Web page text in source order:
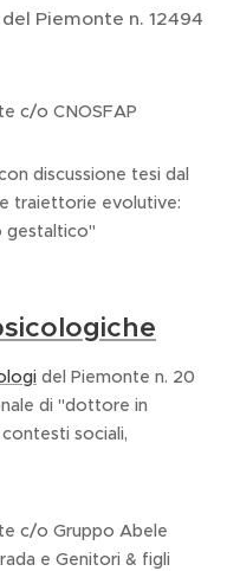
del Piemonte n. 12494
c/o CNOSFAP
discussione tesi dal
traiettorie evolutive:
gestaltico"
del Piemonte n. 20
di "dottore in
sociali,
c/o Gruppo Abele
e Genitori & figli